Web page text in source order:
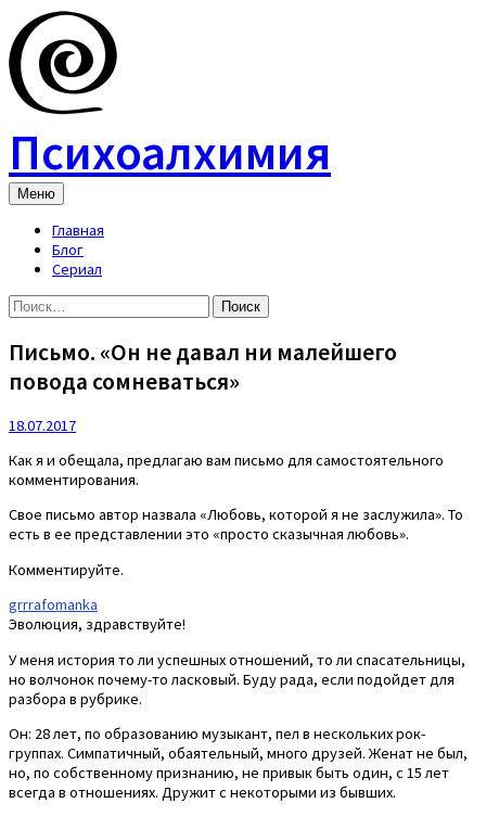
Skip
to
content
Психоалхимия
Меню
Главная
Блог
Сериал
Найти:
Письмо. «Он не давал ни малейшего
повода сомневаться»
18.07.2017
Как я и обещала, предлагаю вам письмо для самостоятельного
комментирования.
Свое письмо автор назвала «Любовь, которой я не заслужила». То
есть в ее представлении это «просто сказычная любовь».
Комментируйте.
grrrafomanka
Эволюция, здравствуйте!
У меня история то ли успешных отношений, то ли спасательницы,
но волчонок почему-то ласковый. Буду рада, если подойдет для
разбора в рубрике.
Он: 28 лет, по образованию музыкант, пел в нескольких рок-
группах. Симпатичный, обаятельный, много друзей. Женат не был,
но, по собственному признанию, не привык быть один, с 15 лет
всегда в отношениях. Дружит с некоторыми из бывших.